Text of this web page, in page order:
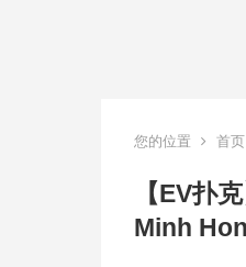
您的位置 首页
【EV扑
Minh